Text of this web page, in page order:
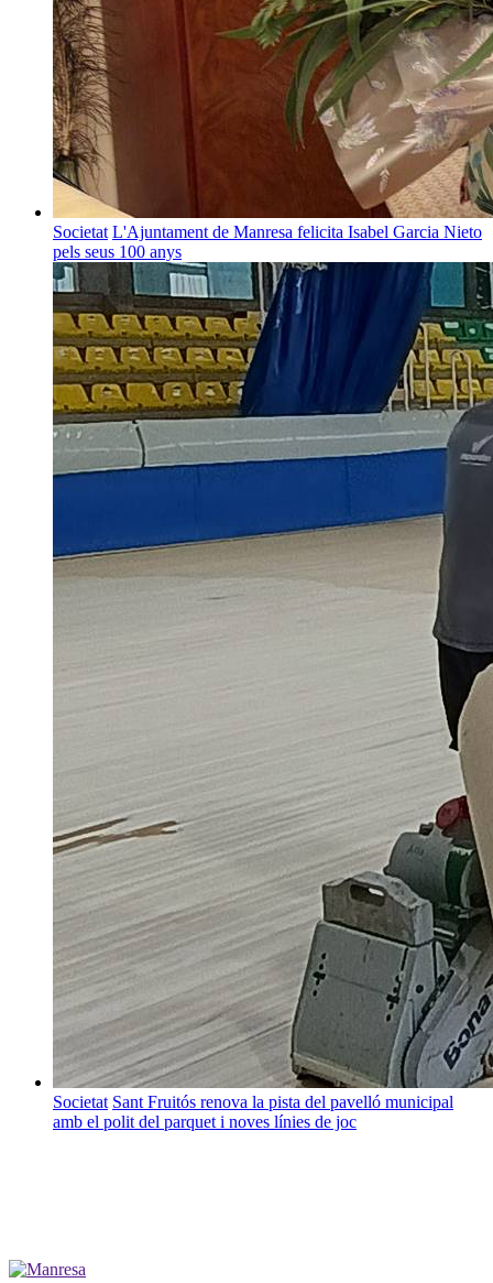
Societat L'Ajuntament de Manresa felicita Isabel Garcia Nieto
pels seus 100 anys
Societat Sant Fruitós renova la pista del pavelló municipal
amb el polit del parquet i noves línies de joc